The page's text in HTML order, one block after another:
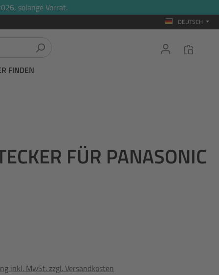
solange Vorrat.
DEUTSCH
FINDEN
FÜR PANASONIC
inkl. MwSt. zzgl. Versandkosten